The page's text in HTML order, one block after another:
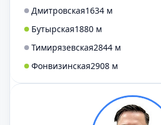
Дмитровская1634 м
Бутырская1880 м
Тимирязевская2844 м
Фонвизинская2908 м